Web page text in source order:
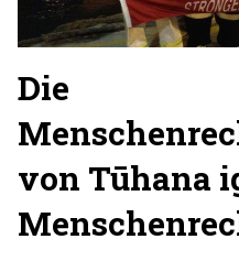
Die
von Tūhana